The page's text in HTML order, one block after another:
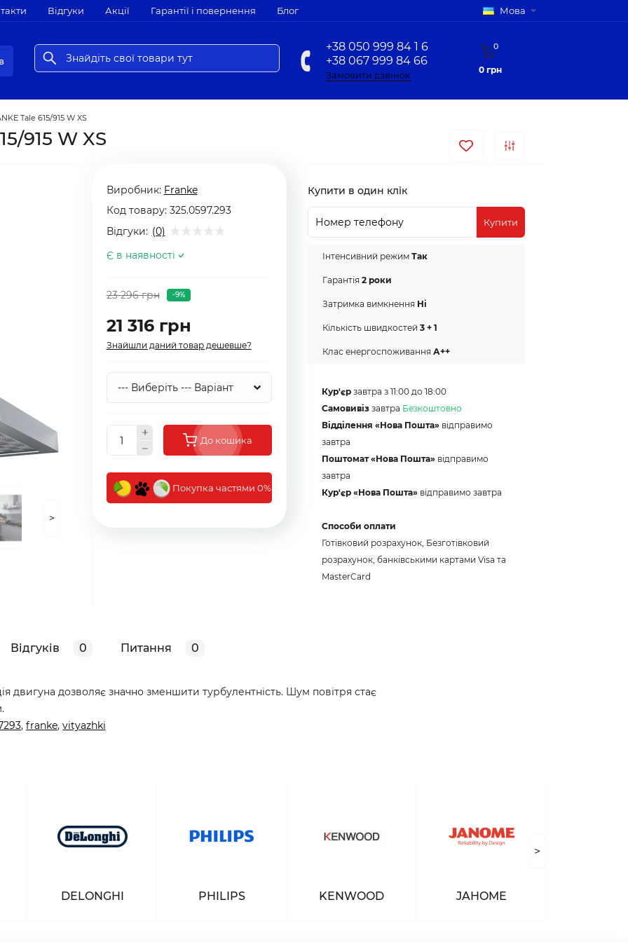
Відгуки Акції Гарантії і повернення Блог Мова
+38 050 999 84 1 6
+38 067 999 84 66
Замовити дзвінок
0
0 грн
Tale 615/915 W XS
915 W XS
>
Виробник: Franke
Код товару: 325.0597.293
Відгуки: (0)
Є в наявності
23 296 грн -9%
21 316 грн
Знайшли даний товар дешевше?
До кошика
Покупка частями 0%
Купити в один клік
Купити
Інтенсивний режим Так
Гарантія 2 роки
Затримка вимкнення Ні
Кількість швидкостей 3 + 1
Клас енергоспоживання А++
Кур'єр завтра з 11:00 до 18:00
Самовивіз завтра Безкоштовно
Відділення «Нова Пошта» відправимо
завтра
Поштомат «Нова Пошта» відправимо
завтра
Кур'єр «Нова Пошта» відправимо завтра
Способи оплати
Готівковий розрахунок, Безготівковий
розрахунок, банківськими картами Visa та
MasterCard
Відгуків 0 Питання 0
двигуна дозволяє значно зменшити турбулентність. Шум повітря стає
, franke, vityazhki
DELONGHI PHILIPS KENWOOD JAHOME
>